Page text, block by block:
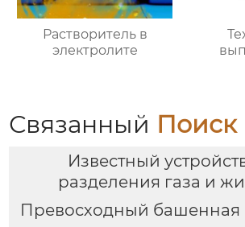
Растворитель в
электролите
Связанный Поиск
Известный
разделения газа и
Превосходный башенная